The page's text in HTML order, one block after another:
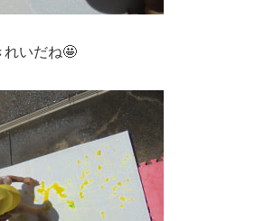
れいだね🤩